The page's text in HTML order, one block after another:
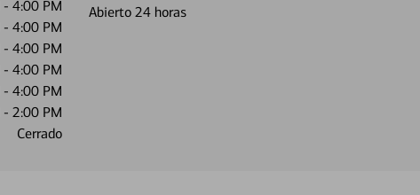
- 4:00 PM
- 4:00 PM
- 4:00 PM
- 4:00 PM
- 4:00 PM
- 2:00 PM
Cerrado
Abierto 24 horas